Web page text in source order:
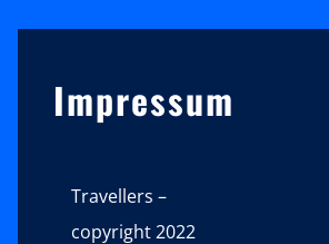
Impressum
Travellers –
copyright 2022